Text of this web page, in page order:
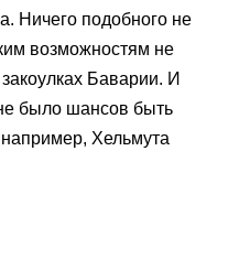
Ничего подобного не
возможностям не
Баварии. И
было шансов быть
Хельмута